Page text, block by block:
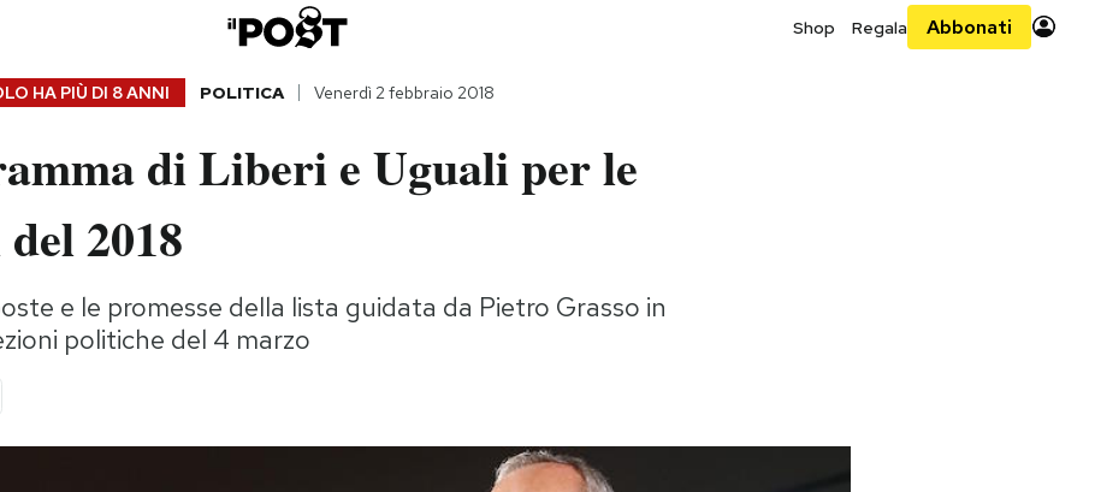
Shop Regala Abbonati
HA PIÙ DI 8 ANNI POLITICA Venerdì 2 febbraio 2018
di Liberi e Uguali per le
2018
e le promesse della lista guidata da Pietro Grasso in
politiche del 4 marzo